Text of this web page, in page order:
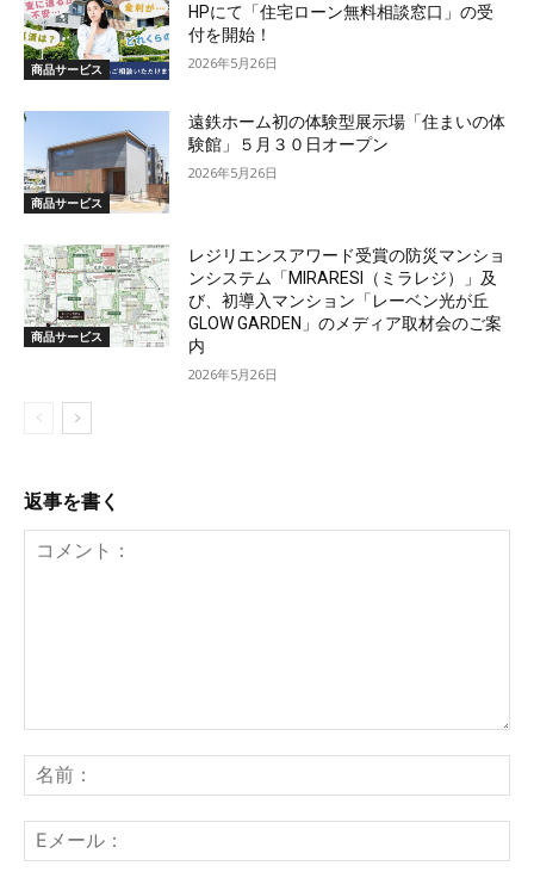
商品サービス
HPにて「住宅ローン無料相談窓口」の受
付を開始！
2026年5月26日
商品サービス
遠鉄ホーム初の体験型展示場「住まいの体
験館」５月３０日オープン
2026年5月26日
商品サービス
レジリエンスアワード受賞の防災マンショ
ンシステム「MIRARESI（ミラレジ）」及
び、初導入マンション「レーベン光が丘
GLOW GARDEN」のメディア取材会のご案
内
2026年5月26日
返事を書く
ン
ト：
前
メ